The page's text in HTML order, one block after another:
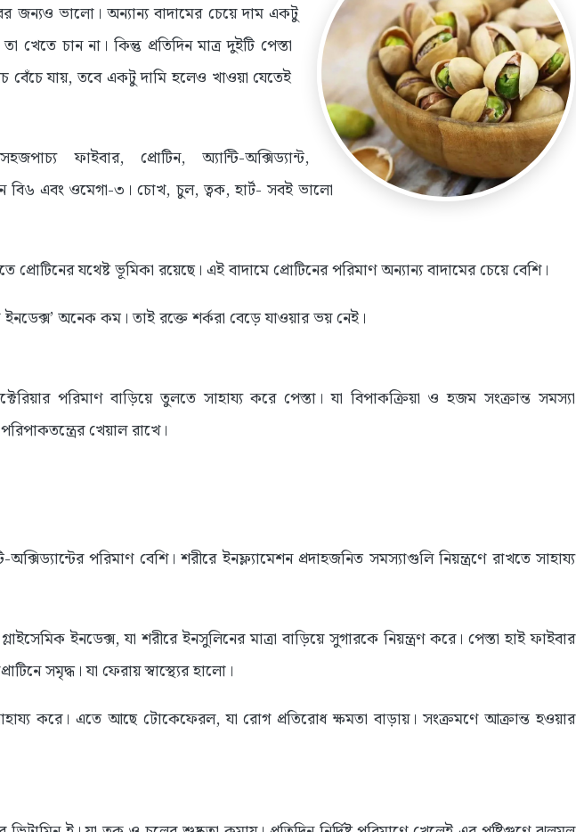
জন্যও ভালো। অন্যান্য বাদামের চেয়ে দাম একটু
খেতে চান না। কিন্তু প্রতিদিন মাত্র দুইটি পেস্তা
বেঁচে যায়, তবে একটু দামি হলেও খাওয়া যেতেই
ফাইবার, প্রোটিন, অ্যান্টি-অক্সিড্যান্ট,
বি৬ এবং ওমেগা-৩। চোখ, চুল, ত্বক, হার্ট- সবই ভালো
প্রোটিনের যথেষ্ট ভূমিকা রয়েছে। এই বাদামে প্রোটিনের পরিমাণ অন্যান্য বাদামের চেয়ে বেশি।
ইনডেক্স’ অনেক কম। তাই রক্তে শর্করা বেড়ে যাওয়ার ভয় নেই।
পরিমাণ বাড়িয়ে তুলতে সাহায্য করে পেস্তা। যা বিপাকক্রিয়া ও হজম সংক্রান্ত সমস্যা
খেয়াল রাখে।
অক্সিড্যান্টের পরিমাণ বেশি। শরীরে ইনফ্ল্যামেশন প্রদাহজনিত সমস্যাগুলি নিয়ন্ত্রণে রাখতে সাহায্য
ইনডেক্স, যা শরীরে ইনসুলিনের মাত্রা বাড়িয়ে সুগারকে নিয়ন্ত্রণ করে। পেস্তা হাই ফাইবার
সমৃদ্ধ। যা ফেরায় স্বাস্থ্যের হালো।
করে। এতে আছে টোকেফেরল, যা রোগ প্রতিরোধ ক্ষমতা বাড়ায়। সংক্রমণে আক্রান্ত হওয়ার